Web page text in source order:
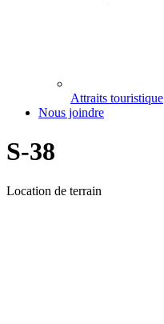
Attraits touristique
Nous joindre
S-38
Location de terrain